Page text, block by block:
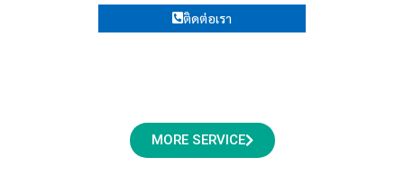
ติดต่อเรา
MORE SERVICE